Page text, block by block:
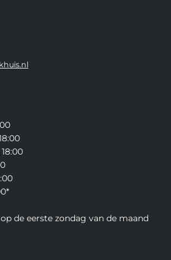
de eerste zondag van de maand